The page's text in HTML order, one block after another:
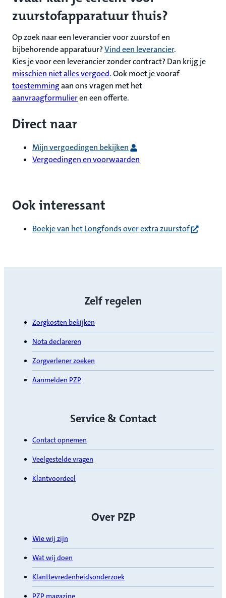
zuurstofapparatuur thuis?
Op zoek naar een leverancier voor zuurstof en
bijbehorende apparatuur?Vind een leverancier.
Kies je voor een leverancier zonder contract? Dan krijg je
misschien niet alles vergoed. Ook moet je vooraf
toestemmingaan ons vragen met het
aanvraagformulieren een offerte.
Direct naar
Mijn vergoedingen bekijken
Vergoedingen en voorwaarden
Ook interessant
Boekje van het Longfonds over extra zuurstof(opent in
Zelf regelen
Zorgkosten bekijken
Nota declareren
Zorgverlener zoeken
Aanmelden PZP
Service & Contact
Contact opnemen
Veelgestelde vragen
Klantvoordeel
Over PZP
Wie wij zijn
Wat wij doen
Klanttevredenheidsonderzoek
PZP magazine